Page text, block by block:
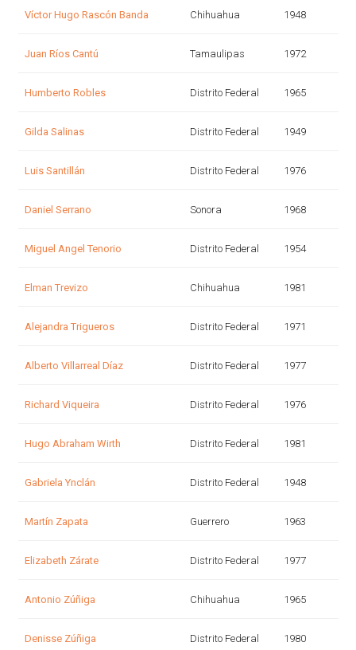
Víctor Hugo Rascón Banda Chihuahua 1948
Juan Ríos Cantú Tamaulipas 1972
Humberto Robles Distrito Federal 1965
Gilda Salinas Distrito Federal 1949
Luis Santillán Distrito Federal 1976
Daniel Serrano Sonora 1968
Miguel Angel Tenorio Distrito Federal 1954
Elman Trevizo Chihuahua 1981
Alejandra Trigueros Distrito Federal 1971
Alberto Villarreal Díaz Distrito Federal 1977
Richard Viqueira Distrito Federal 1976
Hugo Abraham Wirth Distrito Federal 1981
Gabriela Ynclán Distrito Federal 1948
Martín Zapata Guerrero 1963
Elizabeth Zárate Distrito Federal 1977
Antonio Zúñiga Chihuahua 1965
Denisse Zúñiga Distrito Federal 1980